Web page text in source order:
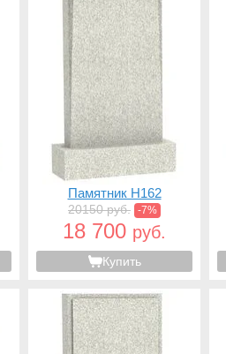
Памятник H162
20150 руб. -7%
18 700 руб.
Купить